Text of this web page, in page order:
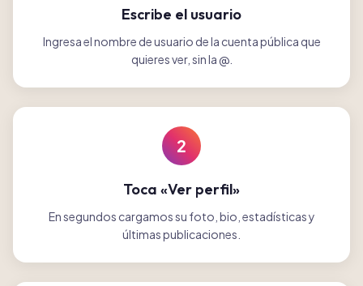
Escribe el usuario
Ingresa el nombre de usuario de la cuenta pública que
quieres ver, sin la @.
2
Toca «Ver perfil»
En segundos cargamos su foto, bio, estadísticas y
últimas publicaciones.